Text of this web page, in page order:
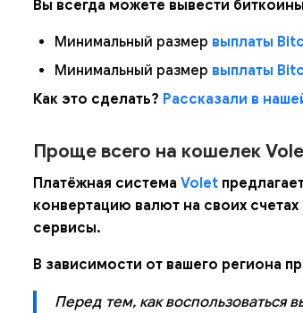
Вы всегда можете вывести
Минимальный размер выплаты
Минимальный размер выплаты
Как это сделать? Рассказали в
Проще всего на кошелек
Платёжная система Volet
конвертацию валют на своих
сервисы.
В зависимости от вашего региона
Перед тем, как воспользоваться